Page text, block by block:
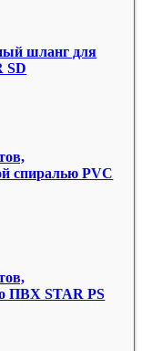
шланг для
SD
спиралью PVC
ПВХ STAR PS